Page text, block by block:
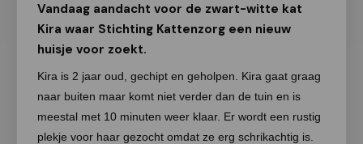
Vandaag aandacht voor de zwart-witte kat
Kira waar Stichting Kattenzorg een nieuw
huisje voor zoekt.
Kira is 2 jaar oud, gechipt en geholpen. Kira gaat graag
naar buiten maar komt niet verder dan de tuin en is
meestal met 10 minuten weer klaar. Er wordt een rustig
plekje voor haar gezocht omdat ze erg schrikachtig is.